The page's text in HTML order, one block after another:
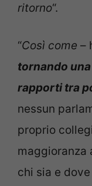
ritorno“.
“Così come –
tornando
rapporti tra
nessun
proprio
maggioranza
chi sia e